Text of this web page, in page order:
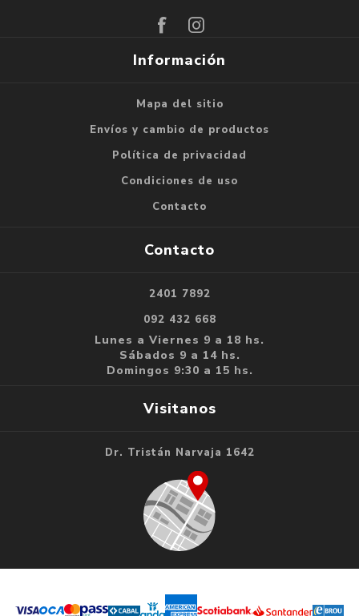
Información
Mapa del sitio
Envíos y cambio de productos
Política de privacidad
Condiciones de uso
Contacto
Contacto
2401 7892
092 432 668
Lunes a Viernes 9 a 18 hs.
Sábados 9 a 14 hs.
Domingos 9:30 a 15 hs.
Visitanos
Dr. Tristán Narvaja 1642